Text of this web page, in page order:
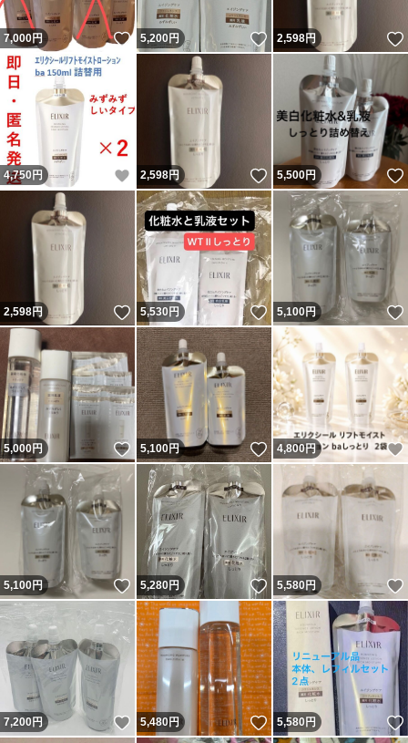
7,000円 いいね！
5,200円 いいね！
2,598円
4,750 円 いいね！
2,598円 いいね！
5,500円
2,598円 いいね！
5,530 円 いいね！
5,100円
5,000円 いいね！
5,100円 いいね！
4,800円
5,100円 いいね！
5,280円 いいね！
5,580円
7,200円 いいね！
5,480円 いいね！
5,580円